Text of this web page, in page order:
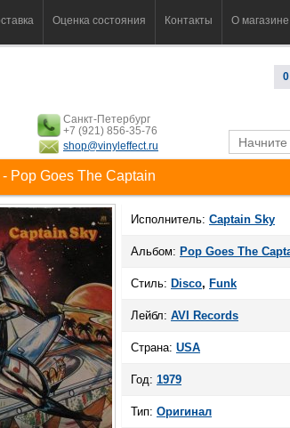
Оценка состояния Контакты О магазине
0
Санкт-Петербург
+7 (921) 856-35-76
shop@vinyleffect.ru
Pop Goes The Captain
Исполнитель: Captain Sky
Альбом: Pop Goes The
Стиль: Disco, Funk
Лейбл: AVI Records
Страна: USA
Год: 1979
Тип: Оригинал